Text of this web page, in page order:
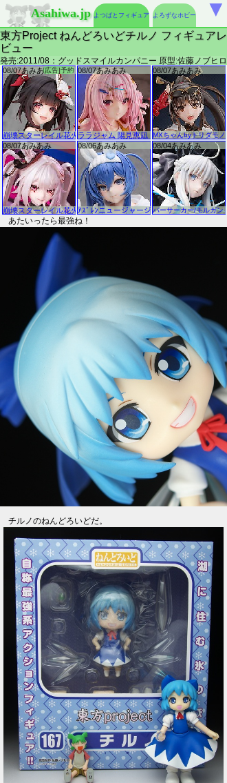
Asahiwa.jp よつばとフィギュア よろずなホビー
東方Project ねんどろいどチルノ フィギュアレ
ビュー
発売:2011/08：グッドスマイルカンパニー 原型:佐藤ノブヒロ
あたいったら最強ね！
チルノのねんどろいどだ。
▼